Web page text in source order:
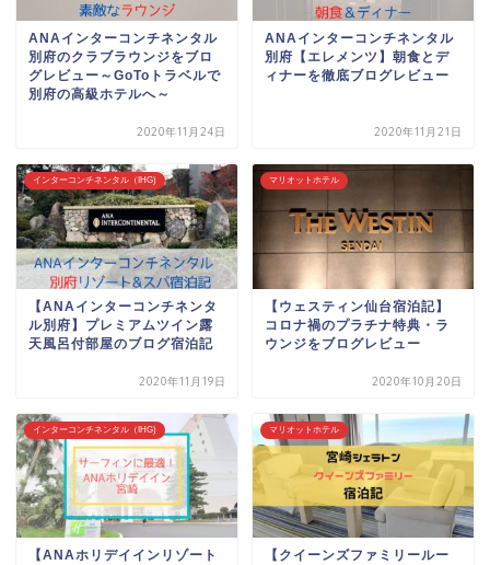
ANAインターコンチネンタル
別府のクラブラウンジをブロ
グレビュー～GoToトラベルで
別府の高級ホテルへ～
2020年11月24日
ANAインターコンチネンタル
別府【エレメンツ】朝食とデ
ィナーを徹底ブログレビュー
2020年11月21日
インターコンチネンタル（IHG)
【ANAインターコンチネンタ
ル別府】プレミアムツイン露
天風呂付部屋のブログ宿泊記
2020年11月19日
マリオットホテル
【ウェスティン仙台宿泊記】
コロナ禍のプラチナ特典・ラ
ウンジをブログレビュー
2020年10月20日
インターコンチネンタル（IHG)
【ANAホリデイインリゾート
マリオットホテル
【クイーンズファミリールー